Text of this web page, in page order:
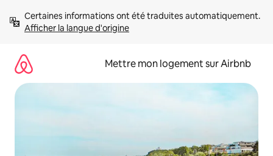
directement
Afficher la langue d'origine
Mettre mon logement sur Airbnb